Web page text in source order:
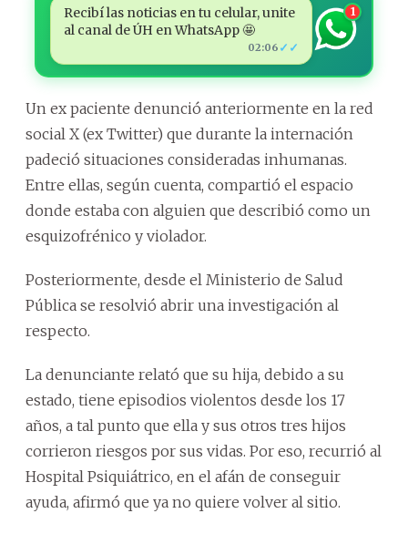
Recibí las noticias en tu celular, unite
al canal de ÚH en WhatsApp 🤩
02:06 ✓✓
1
Un ex paciente denunció anteriormente en la red
social X (ex Twitter) que durante la internación
padeció situaciones consideradas inhumanas.
Entre ellas, según cuenta, compartió el espacio
donde estaba con alguien que describió como un
esquizofrénico y violador.
Posteriormente, desde el Ministerio de Salud
Pública se resolvió abrir una investigación al
respecto.
La denunciante relató que su hija, debido a su
estado, tiene episodios violentos desde los 17
años, a tal punto que ella y sus otros tres hijos
corrieron riesgos por sus vidas. Por eso, recurrió al
Hospital Psiquiátrico, en el afán de conseguir
ayuda, afirmó que ya no quiere volver al sitio.